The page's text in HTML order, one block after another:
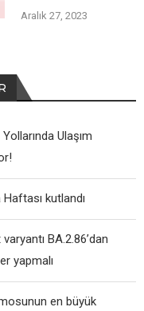
Aralık 27, 2023
Ulaşım
Haftası kutlandı
BA.2.86’dan
yapmalı
en büyük